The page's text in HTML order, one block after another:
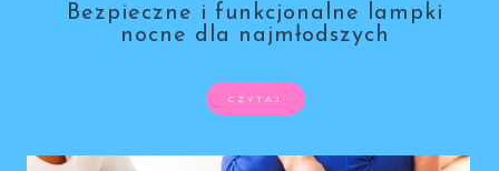
Bezpieczne i funkcjonalne lampki
nocne dla najmłodszych
CZYTAJ